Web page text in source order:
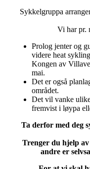
Sykkelgruppa
Vi har pr.
Prolog jenter og
videre heat
Kongen av
mai.
Det er også
området.
Det vil vanke
fremvist i løypa
Ta derfor med deg
Trenger du hjelp av
andre er